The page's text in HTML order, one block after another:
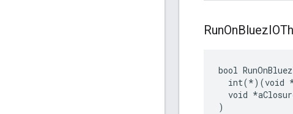
RunOnBluez
bool
int(*)(void
void
)